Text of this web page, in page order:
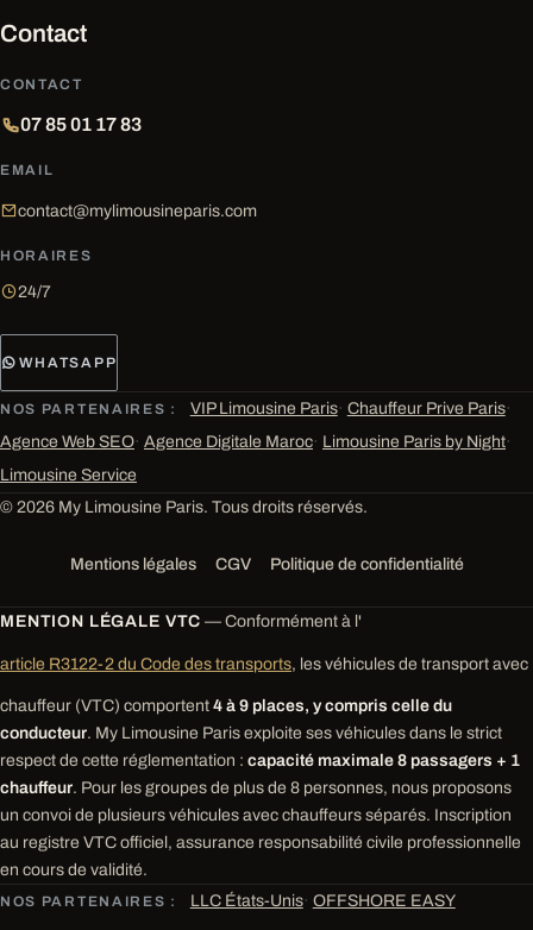
Contact
CONTACT
07 85 01 17 83
EMAIL
contact@mylimousineparis.com
HORAIRES
24/7
WHATSAPP
NOS PARTENAIRES : VIP Limousine Paris· Chauffeur Prive Paris·
Agence Web SEO· Agence Digitale Maroc· Limousine Paris by Night·
Limousine Service
© 2026 My Limousine Paris. Tous droits réservés.
Mentions légales CGV Politique de confidentialité
MENTION LÉGALE VTC — Conformément à l'
article R3122-2 du Code des transports, les véhicules de transport avec
chauffeur (VTC) comportent 4 à 9 places, y compris celle du
conducteur. My Limousine Paris exploite ses véhicules dans le strict
respect de cette réglementation : capacité maximale 8 passagers + 1
chauffeur. Pour les groupes de plus de 8 personnes, nous proposons
un convoi de plusieurs véhicules avec chauffeurs séparés. Inscription
au registre VTC officiel, assurance responsabilité civile professionnelle
en cours de validité.
NOS PARTENAIRES : LLC États-Unis· OFFSHORE EASY